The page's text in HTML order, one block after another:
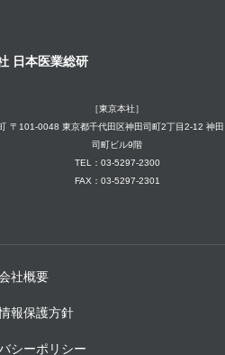
日本医業総研
［東京本社］
〒101-0048 東京都千代田区神田司町2丁目2-12 神田
司町ビル9階
TEL：03-5297-2300
FAX：03-5297-2301
社概要
報保護方針
シーポリシー